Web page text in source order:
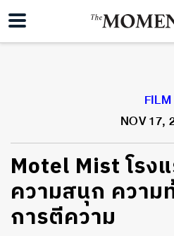
FILM
NOV 17,
Motel Mist โรง
ความสนุก ความ
การตีความ